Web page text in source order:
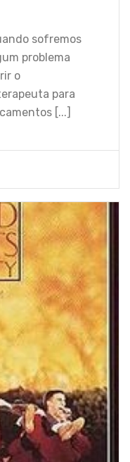
sofremos
problema
o
para
[...]